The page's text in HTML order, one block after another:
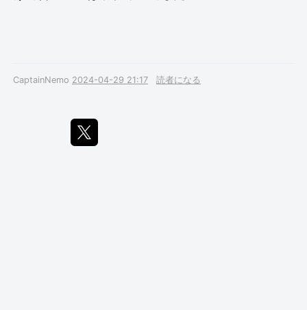
CaptainNemo 2024-04-29 21:17 読者になる